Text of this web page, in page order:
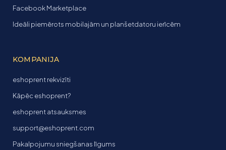
Facebook Marketplace
Ideāli piemērots mobilajām un planšetdatoru ierīcēm
KOMPANIJA
eshoprent rekvizīti
Kāpēc eshoprent?
eshoprent atsauksmes
support@eshoprent.com
Pakalpojumu sniegšanas līgums